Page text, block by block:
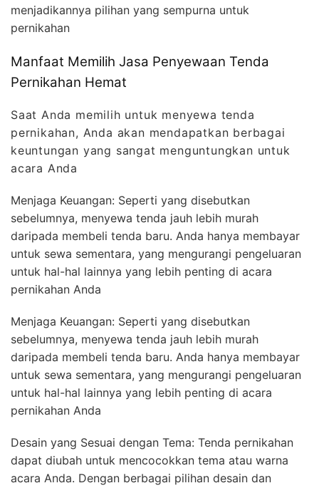
menjadikannya pilihan yang sempurna untuk
pernikahan
Manfaat Memilih Jasa Penyewaan Tenda
Pernikahan Hemat
Saat Anda memilih untuk menyewa tenda
pernikahan, Anda akan mendapatkan berbagai
keuntungan yang sangat menguntungkan untuk
acara Anda
Menjaga Keuangan: Seperti yang disebutkan
sebelumnya, menyewa tenda jauh lebih murah
daripada membeli tenda baru. Anda hanya membayar
untuk sewa sementara, yang mengurangi pengeluaran
untuk hal-hal lainnya yang lebih penting di acara
pernikahan Anda
Menjaga Keuangan: Seperti yang disebutkan
sebelumnya, menyewa tenda jauh lebih murah
daripada membeli tenda baru. Anda hanya membayar
untuk sewa sementara, yang mengurangi pengeluaran
untuk hal-hal lainnya yang lebih penting di acara
pernikahan Anda
Desain yang Sesuai dengan Tema: Tenda pernikahan
dapat diubah untuk mencocokkan tema atau warna
acara Anda. Dengan berbagai pilihan desain dan